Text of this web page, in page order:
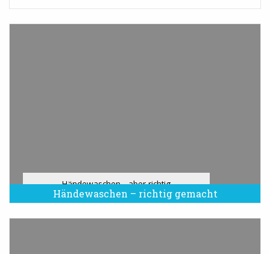
Händewaschen – richtig gemacht
Händewaschen - aber richtig